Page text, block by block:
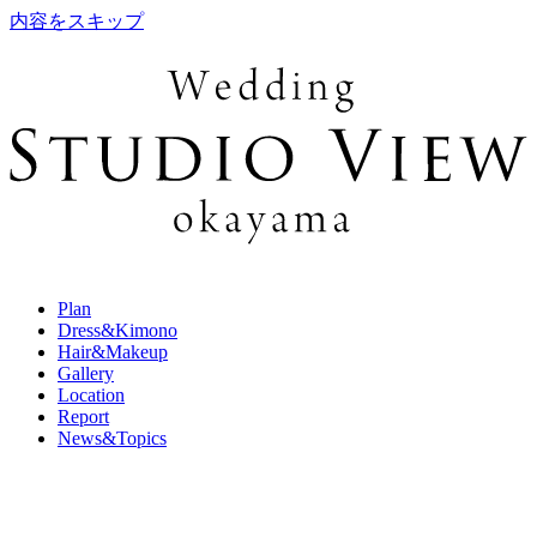
内容をスキップ
Plan
Dress&Kimono
Hair&Makeup
Gallery
Location
Report
News&Topics